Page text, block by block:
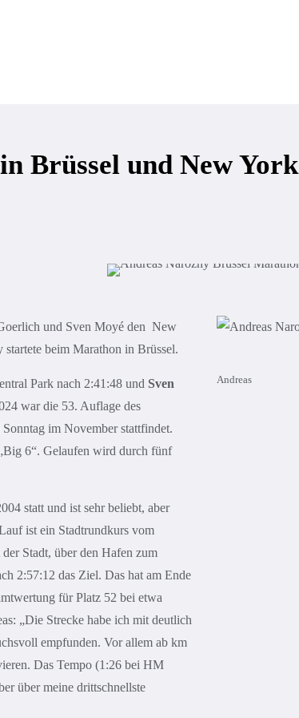
Brüssel und New York
und Sven Moyé den New
beim Marathon in Brüssel.
Park nach 2:41:48 und Sven
war die 53. Auflage des
im November stattfindet.
6“. Gelaufen wird durch fünf
statt und ist sehr beliebt, aber
ist ein Stadtrundkurs vom
Stadt, über den Hafen zum
2:57:12 das Ziel. Das hat am Ende
für Platz 52 bei etwa
„Die Strecke habe ich mit deutlich
empfunden. Vor allem ab km
Das Tempo (1:26 bei HM
über meine drittschnellste
Andreas